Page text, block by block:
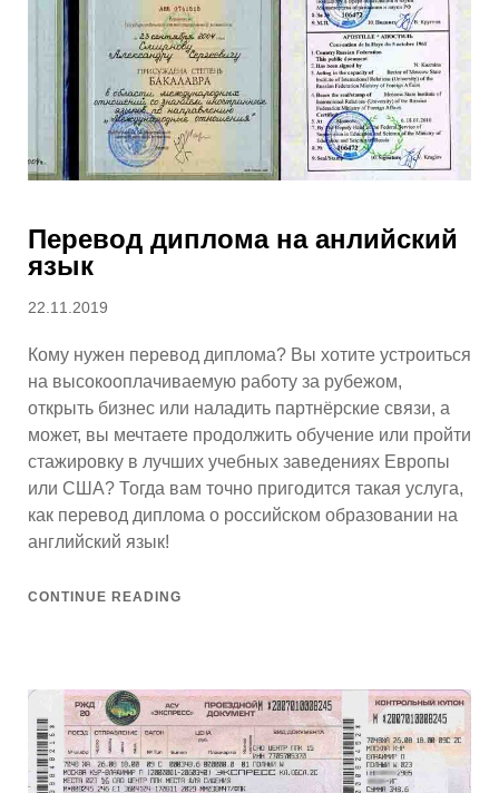
Перевод диплома на анлийский
язык
Posted
22.11.2019
Кому нужен перевод диплома? Вы хотите устроиться
на высокооплачиваемую работу за рубежом,
открыть бизнес или наладить партнёрские связи, а
может, вы мечтаете продолжить обучение или пройти
стажировку в лучших учебных заведениях Европы
или США? Тогда вам точно пригодится такая услуга,
как перевод диплома о российском образовании на
английский язык!
CONTINUE READING